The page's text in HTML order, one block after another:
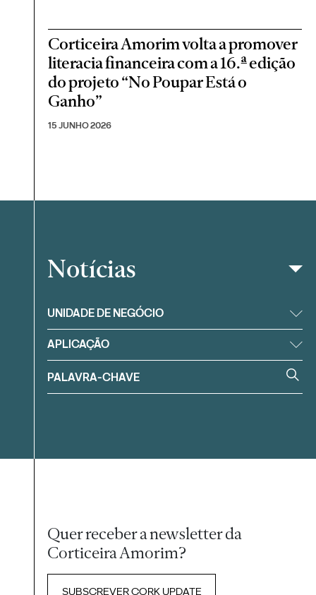
Corticeira Amorim volta a promover
literacia financeira com a 16.ª edição
do projeto “No Poupar Está o
Ganho”
15 JUNHO 2026
Filtrar
Notícias
UNIDADE DE NEGÓCIO
APLICAÇÃO
Quer receber a newsletter da
Corticeira Amorim?
SUBSCREVER CORK UPDATE